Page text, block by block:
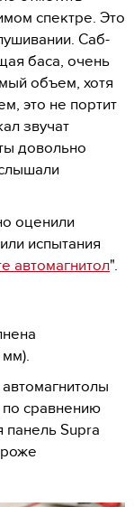
спектре. Это
Саб-
баса, очень
объем, хотя
это не портит
звучат
довольно
оценили
испытания
автомагнитол".
мм).
сравнению
панель Supra